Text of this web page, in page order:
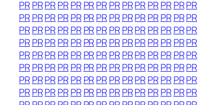
PRPRPRPRPR PRPRPRPRPRPRPR PRPR
PRPRPRPRPR PRPRPRPRPRPRPR PRPR
PRPRPRPRPR PRPRPRPRPRPRPR PRPR
PRPRPRPRPR PRPRPRPRPRPRPR PRPR
PRPRPRPRPR PRPRPRPRPRPRPR PRPR
PRPRPRPRPR PRPRPRPRPRPRPR PRPR
PRPRPRPRPR PRPRPRPRPRPRPR PRPR
PRPRPRPRPR PRPRPRPRPRPRPR PRPR